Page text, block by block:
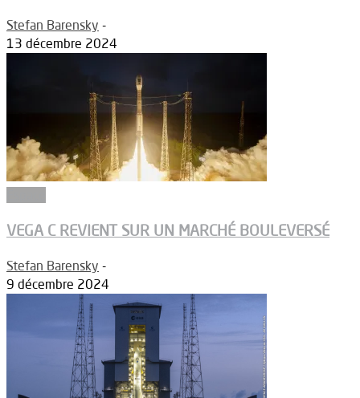
Stefan Barensky -
13 décembre 2024
VEGA C REVIENT SUR UN MARCHÉ BOULEVERSÉ
Stefan Barensky -
9 décembre 2024